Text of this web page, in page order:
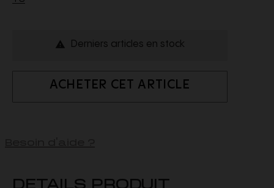
 Derniers articles en stock
ACHETER CET ARTICLE
DETAILS PRODUIT